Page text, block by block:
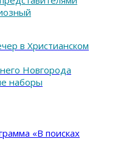
в Христианском
Новгорода
наборы
«В поисках